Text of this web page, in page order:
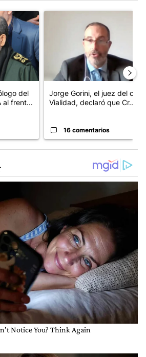
con el título "Irán nombró al ideólogo
del
al frent...
Jorge Gorini, el juez del caso
Vialidad, declaró que Cr...
16 comentarios